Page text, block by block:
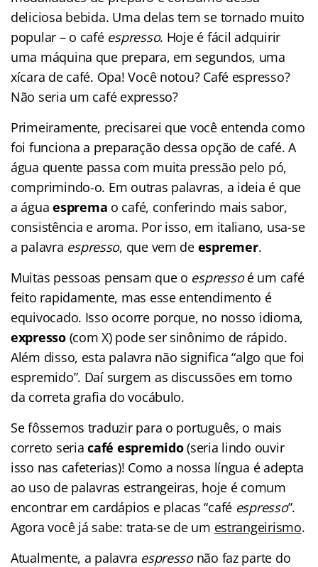
deliciosa bebida. Uma delas tem se tornado muito
popular – o café espresso. Hoje é fácil adquirir
uma máquina que prepara, em segundos, uma
xícara de café. Opa! Você notou? Café espresso?
Não seria um café expresso?
Primeiramente, precisarei que você entenda como
foi funciona a preparação dessa opção de café. A
água quente passa com muita pressão pelo pó,
comprimindo-o. Em outras palavras, a ideia é que
a águaesprema o café, conferindo mais sabor,
consistência e aroma. Por isso, em italiano, usa-se
a palavra espresso, que vem de espremer.
Muitas pessoas pensam que o espressoé um café
feito rapidamente, mas esse entendimento é
equivocado. Isso ocorre porque, no nosso idioma,
expresso(com X) pode ser sinônimo de rápido.
Além disso, esta palavra não significa “algo que foi
espremido”. Daí surgem as discussões em torno
da correta grafia do vocábulo.
Se fôssemos traduzir para o português, o mais
correto seriacafé espremido(seria lindo ouvir
isso nas cafeterias)! Como a nossa língua é adepta
ao uso de palavras estrangeiras, hoje é comum
encontrar em cardápios e placas “café espresso”.
Agora você já sabe: trata-se de um estrangeirismo.
Atualmente, a palavra espressonão faz parte do